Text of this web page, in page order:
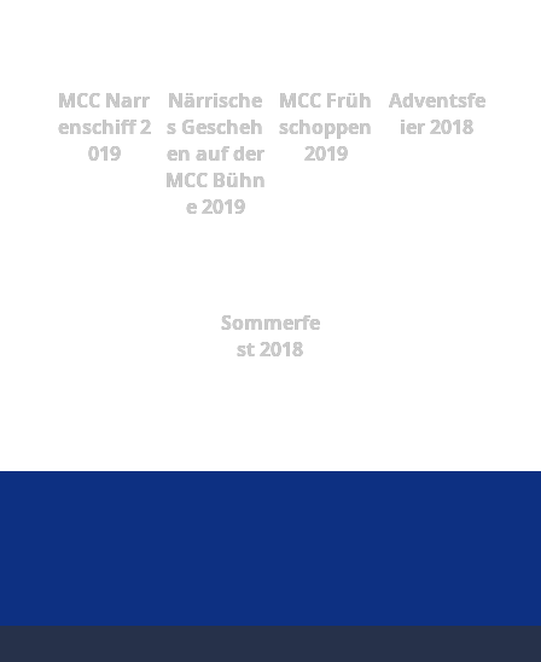
MCC Narr
enschiff 2
019
Närrische
s Gescheh
en auf der
MCC Bühn
e 2019
MCC Früh
schoppen
2019
Adventsfe
ier 2018
Sommerfe
st 2018